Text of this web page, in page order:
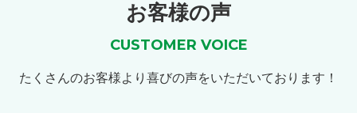
お客様の声
CUSTOMER VOICE
たくさんのお客様より喜びの声をいただいております！